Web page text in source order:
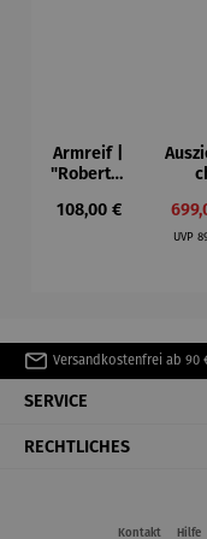
Armreif |
"Roberta"
Mütz
Regulärer Preis:
108,00 €
–
UVP
Versandkostenfrei ab 90
SERVICE
RECHTLICHES
Kontakt Hilfe